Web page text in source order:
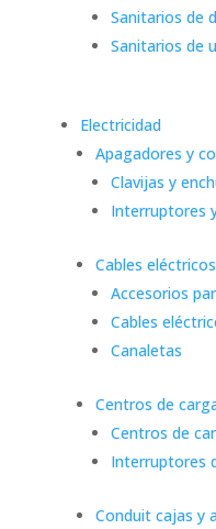
Sanitarios de
Sanitarios de
Electricidad
Apagadores y
Clavijas y
Interruptores
Cables
Accesorios
Cables
Canaletas
Centros de
Centros de
Interruptores
Conduit cajas y